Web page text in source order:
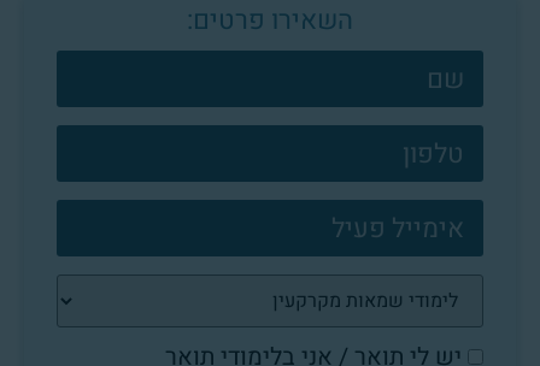
השאירו פרטים:
צרו
קשר
פוטר
יש לי תואר / אני בלימודי תואר